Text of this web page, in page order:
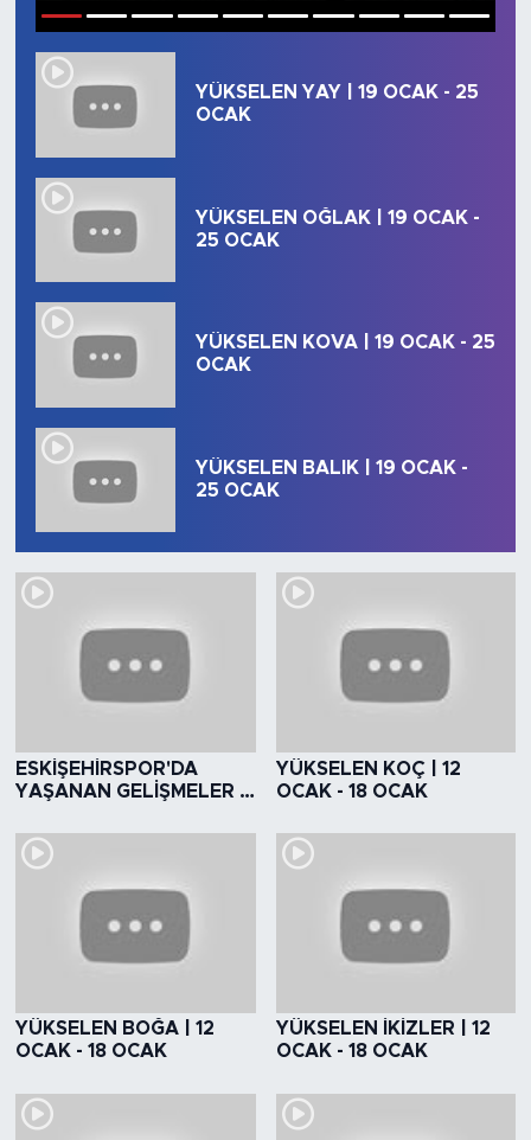
YÜKSELEN YAY | 19 OCAK - 25
OCAK
YÜKSELEN OĞLAK | 19 OCAK -
25 OCAK
YÜKSELEN KOVA | 19 OCAK - 25
OCAK
YÜKSELEN BALIK | 19 OCAK -
25 OCAK
ESKİŞEHİRSPOR'DA
YAŞANAN GELİŞMELER |
YÜKSELEN KOÇ | 12
OCAK - 18 OCAK
YÜKSELEN BOĞA | 12
OCAK - 18 OCAK
YÜKSELEN İKİZLER | 12
OCAK - 18 OCAK
DİN
DÜNYA
EĞİTİM
ESKİŞEHİR
ESKİŞEHİRSPOR
GASTRONOMİ
GENEL
MAGAZİN
MANŞET
OLAY
TÜRKİYE